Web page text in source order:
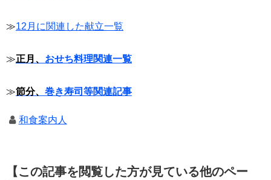
≫12月に関連した献立一覧
≫正月、 おせち料理関連一覧
≫節分、 巻き寿司等関連記事
和食案内人
【この記事を閲覧した方が見ている他のペー